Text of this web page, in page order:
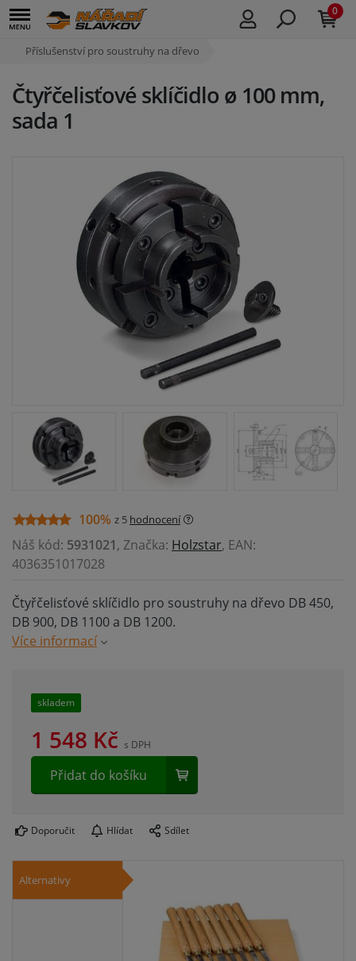
0
Příslušenství pro soustruhy na dřevo
Čtyřčelisťové sklíčidlo ø 100 mm,
sada 1
100% z 5 hodnocení
Náš kód: 5931021, Značka: Holzstar, EAN:
4036351017028
Čtyřčelisťové sklíčidlo pro soustruhy na dřevo DB 450,
DB 900, DB 1100 a DB 1200.
Více informací
skladem
1 548 Kč s DPH
Přidat do košíku
Doporučit Hlídat Sdílet
Alternativy